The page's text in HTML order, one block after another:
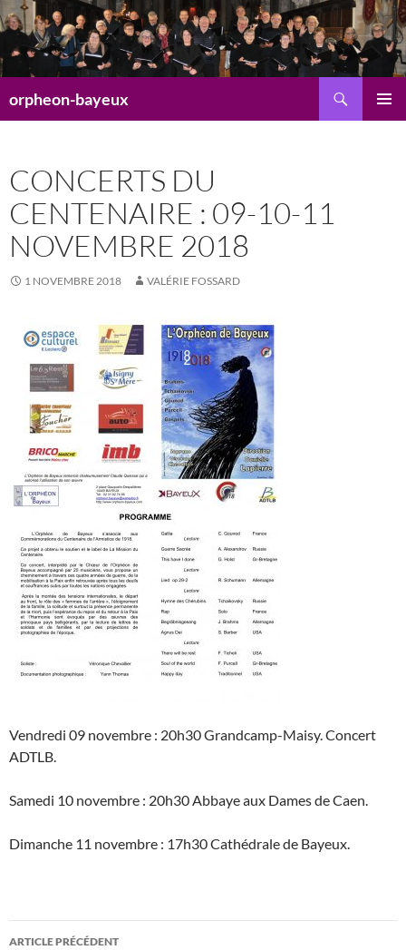
Aller
au
contenu
orpheon-bayeux
CONCERTS DU
CENTENAIRE : 09-10-11
NOVEMBRE 2018
1 NOVEMBRE 2018 VALÉRIE FOSSARD
Vendredi 09 novembre : 20h30 Grandcamp-Maisy. Concert
ADTLB.
Samedi 10 novembre : 20h30 Abbaye aux Dames de Caen.
Dimanche 11 novembre : 17h30 Cathédrale de Bayeux.
Navigation
ARTICLE PRÉCÉDENT